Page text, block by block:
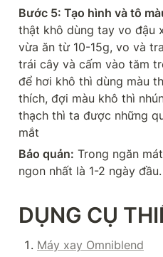
Bước 5: Tạo hình và tô
thật khô dùng tay vo đậu
vừa ăn từ 10-15g, vo và
trái cây và cấm vào tăm
để hơi khô thì dùng màu
thích, đợi màu khô thì
thạch thì ta được những
mắt
Bảo quản: Trong ngăn
ngon nhất là 1-2 ngày đầu.
DỤNG CỤ
Máy xay Omniblend